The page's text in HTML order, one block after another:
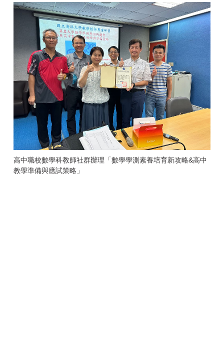
高中職校數學科教師社群辦理「數學學測素養培育新攻略&高中
教學準備與應試策略」